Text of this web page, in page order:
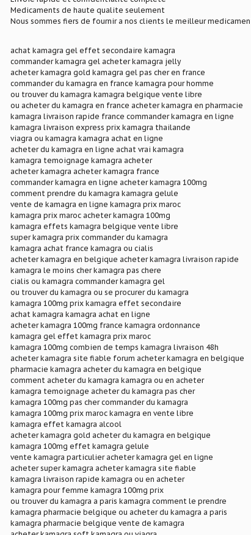
Medicaments de haute qualite seulement
Nous sommes fiers de fournir a nos clients le meilleur
achat kamagra gel effet secondaire kamagra
commander kamagra gel acheter kamagra jelly
acheter kamagra gold kamagra gel pas cher en france
commander du kamagra en france kamagra pour homme
ou trouver du kamagra kamagra belgique vente libre
ou acheter du kamagra en france acheter kamagra en pharmacie
kamagra livraison rapide france commander kamagra en ligne
kamagra livraison express prix kamagra thailande
viagra ou kamagra kamagra achat en ligne
acheter du kamagra en ligne achat vrai kamagra
kamagra temoignage kamagra acheter
acheter kamagra acheter kamagra france
commander kamagra en ligne acheter kamagra 100mg
comment prendre du kamagra kamagra gelule
vente de kamagra en ligne kamagra prix maroc
kamagra prix maroc acheter kamagra 100mg
kamagra effets kamagra belgique vente libre
super kamagra prix commander du kamagra
kamagra achat france kamagra ou cialis
acheter kamagra en belgique acheter kamagra livraison rapide
kamagra le moins cher kamagra pas chere
cialis ou kamagra commander kamagra gel
ou trouver du kamagra ou se procurer du kamagra
kamagra 100mg prix kamagra effet secondaire
achat kamagra kamagra achat en ligne
acheter kamagra 100mg france kamagra ordonnance
kamagra gel effet kamagra prix maroc
kamagra 100mg combien de temps kamagra livraison 48h
acheter kamagra site fiable forum acheter kamagra en belgique
pharmacie kamagra acheter du kamagra en belgique
comment acheter du kamagra kamagra ou en acheter
kamagra temoignage acheter du kamagra pas cher
kamagra 100mg pas cher commander du kamagra
kamagra 100mg prix maroc kamagra en vente libre
kamagra effet kamagra alcool
acheter kamagra gold acheter du kamagra en belgique
kamagra 100mg effet kamagra gelule
vente kamagra particulier acheter kamagra gel en ligne
acheter super kamagra acheter kamagra site fiable
kamagra livraison rapide kamagra ou en acheter
kamagra pour femme kamagra 100mg prix
ou trouver du kamagra a paris kamagra comment le prendre
kamagra pharmacie belgique ou acheter du kamagra a paris
kamagra pharmacie belgique vente de kamagra